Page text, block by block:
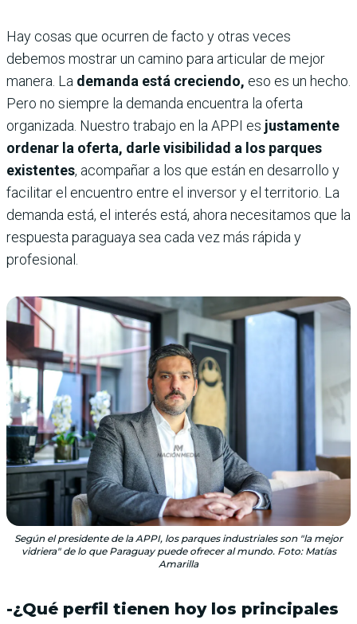
Hay cosas que ocurren de facto y otras veces
debemos mostrar un camino para articular de mejor
manera. La demanda está creciendo, eso es un hecho.
Pero no siempre la demanda encuentra la oferta
organizada. Nuestro trabajo en la APPI es justamente
ordenar la oferta, darle visibilidad a los parques
existentes, acompañar a los que están en desarrollo y
facilitar el encuentro entre el inversor y el territorio. La
demanda está, el interés está, ahora necesitamos que la
respuesta paraguaya sea cada vez más rápida y
profesional.
Según el presidente de la APPI, los parques industriales son "la mejor
vidriera" de lo que Paraguay puede ofrecer al mundo. Foto: Matías
Amarilla
-¿Qué perfil tienen hoy los principales